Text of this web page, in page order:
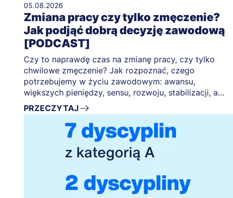
05.08.2026
Zmiana pracy czy tylko zmęczenie?
Jak podjąć dobrą decyzję zawodową
[PODCAST]
Czy to naprawdę czas na zmianę pracy, czy tylko
chwilowe zmęczenie? Jak rozpoznać, czego
potrzebujemy w życiu zawodowym: awansu,
większych pieniędzy, sensu, rozwoju, stabilizacji, a
może po prostu świętego spokoju?
PRZECZYTAJ